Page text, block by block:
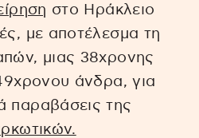
στο Ηράκλειο
με αποτέλεσμα τη
μιας 38χρονης
άνδρα, για
παραβάσεις της